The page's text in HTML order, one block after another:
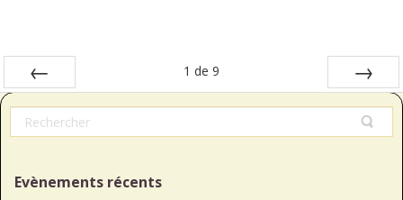
Préc
1 de 9
Suiv.
Evènements récents